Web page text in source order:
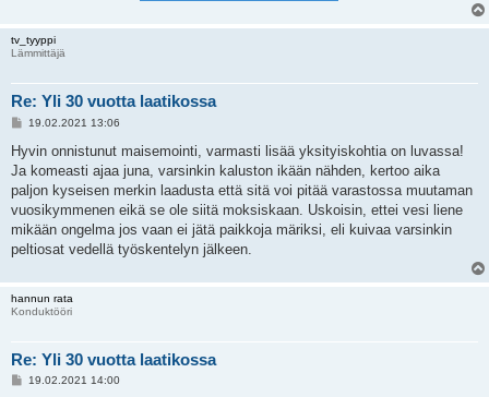
tv_tyyppi
Lämmittäjä
Re: Yli 30 vuotta laatikossa
V
e
s
t
i
19.02.2021 13:06
Hyvin onnistunut maisemointi, varmasti lisää yksityiskohtia on luvassa!
Ja komeasti ajaa juna, varsinkin kaluston ikään nähden, kertoo aika
paljon kyseisen merkin laadusta että sitä voi pitää varastossa muutaman
vuosikymmenen eikä se ole siitä moksiskaan. Uskoisin, ettei vesi liene
mikään ongelma jos vaan ei jätä paikkoja märiksi, eli kuivaa varsinkin
peltiosat vedellä työskentelyn jälkeen.
hannun rata
Konduktööri
Re: Yli 30 vuotta laatikossa
V19.02.2021 14:00